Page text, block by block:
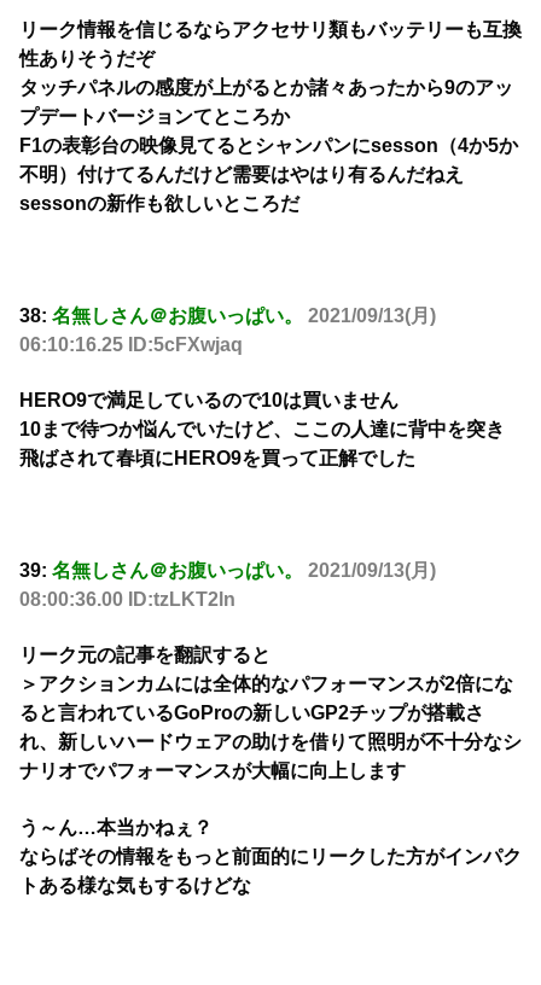
リーク情報を信じるならアクセサリ類もバッテリーも互換
性ありそうだぞ
タッチパネルの感度が上がるとか諸々あったから9のアッ
プデートバージョンてところか
F1の表彰台の映像見てるとシャンパンにsesson（4か5か
不明）付けてるんだけど需要はやはり有るんだねえ
sessonの新作も欲しいところだ
38: 名無しさん＠お腹いっぱい。
2021/09/13(月)
06:10:16.25 ID:5cFXwjaq
HERO9で満足しているので10は買いません
10まで待つか悩んでいたけど、ここの人達に背中を突き
飛ばされて春頃にHERO9を買って正解でした
39: 名無しさん＠お腹いっぱい。
2021/09/13(月)
08:00:36.00 ID:tzLKT2ln
リーク元の記事を翻訳すると
＞アクションカムには全体的なパフォーマンスが2倍にな
ると言われているGoProの新しいGP2チップが搭載さ
れ、新しいハードウェアの助けを借りて照明が不十分なシ
ナリオでパフォーマンスが大幅に向上します
う～ん…本当かねぇ？
ならばその情報をもっと前面的にリークした方がインパク
トある様な気もするけどな